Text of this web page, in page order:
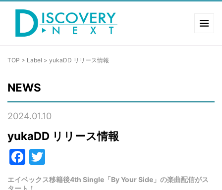
TOP > Label > yukaDD リリース情報
NEWS
2024.01.10
yukaDD リリース情報
Facebook
エイベックス移籍後4th Single「By Your Side」の楽曲配信がス
タート！